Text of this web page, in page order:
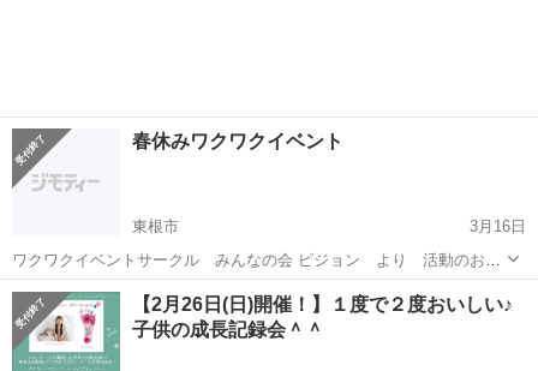
春休みワクワクイベント
東根市
3月16日
ワクワクイベントサークル みんなの会 ピジョン より 活動のお知
らせです。 3月18日土曜 映画鑑賞 ドラえもんを一緒に観に行こ
う！ 場所 フォーラム東根 どなたでも 4月2日日曜 えいごであそ
ぼう ...
山形 東根市 育児 えいごであそぼ
【2月26日(日)開催！】１度で２度おいしい♪
子供の成長記録会＾＾